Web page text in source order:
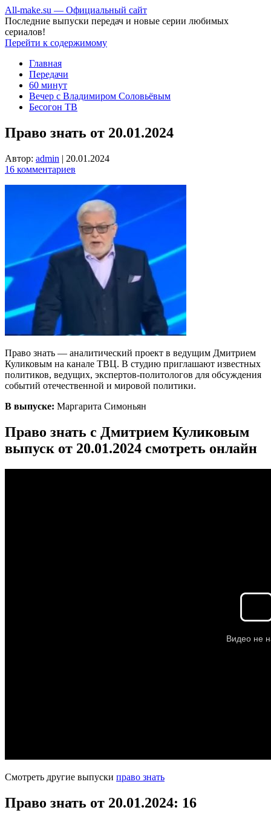
All-make.su — Официальный сайт
Последние выпуски передач и новые серии любимых
сериалов!
Перейти к содержимому
Главная
Передачи
60 минут
Вечер с Владимиром Соловьёвым
Бесогон ТВ
Право знать от 20.01.2024
Автор: admin | 20.01.2024
16 комментариев
Право знать — аналитический проект в ведущим Дмитрием
Куликовым на канале ТВЦ. В студию приглашают известных
политиков, ведущих, экспертов-политологов для обсуждения
событий отечественной и мировой политики.
В выпуске: Маргарита Симоньян
Право знать с Дмитрием Куликовым
выпуск от 20.01.2024 смотреть онлайн
Смотреть другие выпуски право знать
Право знать от 20.01.2024: 16